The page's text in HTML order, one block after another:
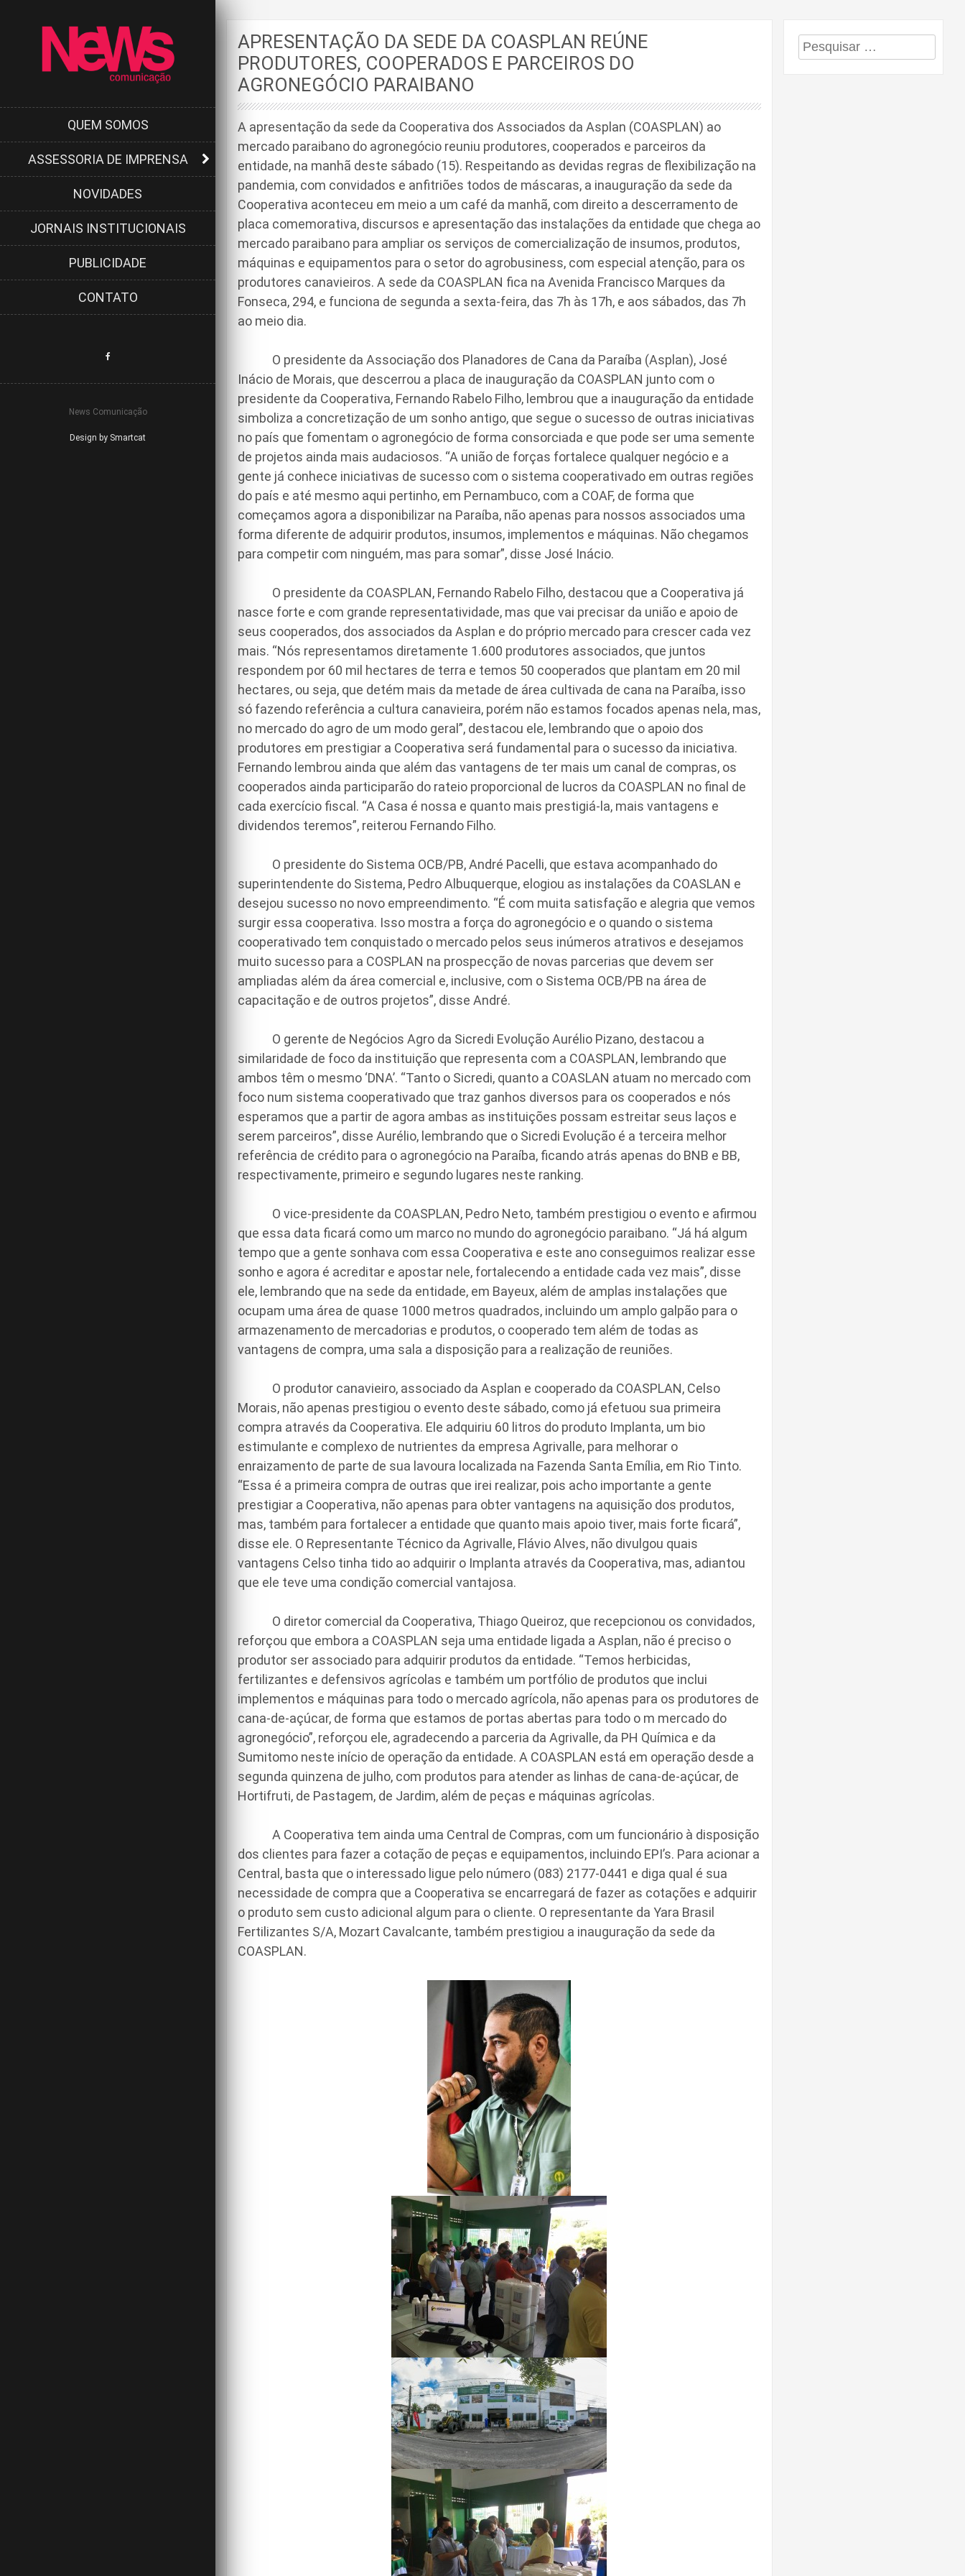
QUEM SOMOS
ASSESSORIA DE IMPRENSA
NOVIDADES
JORNAIS INSTITUCIONAIS
PUBLICIDADE
CONTATO
News Comunicação
Design by Smartcat
APRESENTAÇÃO DA SEDE DA COASPLAN REÚNE
PRODUTORES, COOPERADOS E PARCEIROS DO
AGRONEGÓCIO PARAIBANO
A apresentação da sede da Cooperativa dos Associados da Asplan (COASPLAN) ao
mercado paraibano do agronegócio reuniu produtores, cooperados e parceiros da
entidade, na manhã deste sábado (15). Respeitando as devidas regras de flexibilização na
pandemia, com convidados e anfitriões todos de máscaras, a inauguração da sede da
Cooperativa aconteceu em meio a um café da manhã, com direito a descerramento de
placa comemorativa, discursos e apresentação das instalações da entidade que chega ao
mercado paraibano para ampliar os serviços de comercialização de insumos, produtos,
máquinas e equipamentos para o setor do agrobusiness, com especial atenção, para os
produtores canavieiros. A sede da COASPLAN fica na Avenida Francisco Marques da
Fonseca, 294, e funciona de segunda a sexta-feira, das 7h às 17h, e aos sábados, das 7h
ao meio dia.
O presidente da Associação dos Planadores de Cana da Paraíba (Asplan), José
Inácio de Morais, que descerrou a placa de inauguração da COASPLAN junto com o
presidente da Cooperativa, Fernando Rabelo Filho, lembrou que a inauguração da entidade
simboliza a concretização de um sonho antigo, que segue o sucesso de outras iniciativas
no país que fomentam o agronegócio de forma consorciada e que pode ser uma semente
de projetos ainda mais audaciosos. “A união de forças fortalece qualquer negócio e a
gente já conhece iniciativas de sucesso com o sistema cooperativado em outras regiões
do país e até mesmo aqui pertinho, em Pernambuco, com a COAF, de forma que
começamos agora a disponibilizar na Paraíba, não apenas para nossos associados uma
forma diferente de adquirir produtos, insumos, implementos e máquinas. Não chegamos
para competir com ninguém, mas para somar”, disse José Inácio.
O presidente da COASPLAN, Fernando Rabelo Filho, destacou que a Cooperativa já
nasce forte e com grande representatividade, mas que vai precisar da união e apoio de
seus cooperados, dos associados da Asplan e do próprio mercado para crescer cada vez
mais. “Nós representamos diretamente 1.600 produtores associados, que juntos
respondem por 60 mil hectares de terra e temos 50 cooperados que plantam em 20 mil
hectares, ou seja, que detém mais da metade de área cultivada de cana na Paraíba, isso
só fazendo referência a cultura canavieira, porém não estamos focados apenas nela, mas,
no mercado do agro de um modo geral”, destacou ele, lembrando que o apoio dos
produtores em prestigiar a Cooperativa será fundamental para o sucesso da iniciativa.
Fernando lembrou ainda que além das vantagens de ter mais um canal de compras, os
cooperados ainda participarão do rateio proporcional de lucros da COASPLAN no final de
cada exercício fiscal. “A Casa é nossa e quanto mais prestigiá-la, mais vantagens e
dividendos teremos”, reiterou Fernando Filho.
O presidente do Sistema OCB/PB, André Pacelli, que estava acompanhado do
superintendente do Sistema, Pedro Albuquerque, elogiou as instalações da COASLAN e
desejou sucesso no novo empreendimento. “É com muita satisfação e alegria que vemos
surgir essa cooperativa. Isso mostra a força do agronegócio e o quando o sistema
cooperativado tem conquistado o mercado pelos seus inúmeros atrativos e desejamos
muito sucesso para a COSPLAN na prospecção de novas parcerias que devem ser
ampliadas além da área comercial e, inclusive, com o Sistema OCB/PB na área de
capacitação e de outros projetos”, disse André.
O gerente de Negócios Agro da Sicredi Evolução Aurélio Pizano, destacou a
similaridade de foco da instituição que representa com a COASPLAN, lembrando que
ambos têm o mesmo ‘DNA’. “Tanto o Sicredi, quanto a COASLAN atuam no mercado com
foco num sistema cooperativado que traz ganhos diversos para os cooperados e nós
esperamos que a partir de agora ambas as instituições possam estreitar seus laços e
serem parceiros”, disse Aurélio, lembrando que o Sicredi Evolução é a terceira melhor
referência de crédito para o agronegócio na Paraíba, ficando atrás apenas do BNB e BB,
respectivamente, primeiro e segundo lugares neste ranking.
O vice-presidente da COASPLAN, Pedro Neto, também prestigiou o evento e afirmou
que essa data ficará como um marco no mundo do agronegócio paraibano. “Já há algum
tempo que a gente sonhava com essa Cooperativa e este ano conseguimos realizar esse
sonho e agora é acreditar e apostar nele, fortalecendo a entidade cada vez mais”, disse
ele, lembrando que na sede da entidade, em Bayeux, além de amplas instalações que
ocupam uma área de quase 1000 metros quadrados, incluindo um amplo galpão para o
armazenamento de mercadorias e produtos, o cooperado tem além de todas as
vantagens de compra, uma sala a disposição para a realização de reuniões.
O produtor canavieiro, associado da Asplan e cooperado da COASPLAN, Celso
Morais, não apenas prestigiou o evento deste sábado, como já efetuou sua primeira
compra através da Cooperativa. Ele adquiriu 60 litros do produto Implanta, um bio
estimulante e complexo de nutrientes da empresa Agrivalle, para melhorar o
enraizamento de parte de sua lavoura localizada na Fazenda Santa Emília, em Rio Tinto.
“Essa é a primeira compra de outras que irei realizar, pois acho importante a gente
prestigiar a Cooperativa, não apenas para obter vantagens na aquisição dos produtos,
mas, também para fortalecer a entidade que quanto mais apoio tiver, mais forte ficará”,
disse ele. O Representante Técnico da Agrivalle, Flávio Alves, não divulgou quais
vantagens Celso tinha tido ao adquirir o Implanta através da Cooperativa, mas, adiantou
que ele teve uma condição comercial vantajosa.
O diretor comercial da Cooperativa, Thiago Queiroz, que recepcionou os convidados,
reforçou que embora a COASPLAN seja uma entidade ligada a Asplan, não é preciso o
produtor ser associado para adquirir produtos da entidade. “Temos herbicidas,
fertilizantes e defensivos agrícolas e também um portfólio de produtos que inclui
implementos e máquinas para todo o mercado agrícola, não apenas para os produtores de
cana-de-açúcar, de forma que estamos de portas abertas para todo o m mercado do
agronegócio”, reforçou ele, agradecendo a parceria da Agrivalle, da PH Química e da
Sumitomo neste início de operação da entidade. A COASPLAN está em operação desde a
segunda quinzena de julho, com produtos para atender as linhas de cana-de-açúcar, de
Hortifruti, de Pastagem, de Jardim, além de peças e máquinas agrícolas.
A Cooperativa tem ainda uma Central de Compras, com um funcionário à disposição
dos clientes para fazer a cotação de peças e equipamentos, incluindo EPI’s. Para acionar a
Central, basta que o interessado ligue pelo número (083) 2177-0441 e diga qual é sua
necessidade de compra que a Cooperativa se encarregará de fazer as cotações e adquirir
o produto sem custo adicional algum para o cliente. O representante da Yara Brasil
Fertilizantes S/A, Mozart Cavalcante, também prestigiou a inauguração da sede da
COASPLAN.
Pesquisar
por: